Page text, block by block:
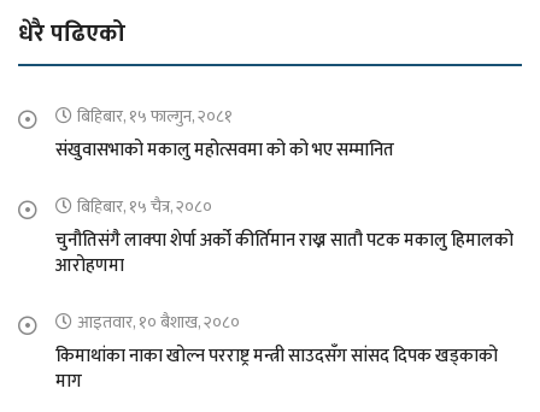
धेरै पढिएको
बिहिबार, १५ फाल्गुन, २०८१
संखुवासभाको मकालु महोत्सवमा को को भए सम्मानित
बिहिबार, १५ चैत्र, २०८०
चुनौतिसंगै लाक्पा शेर्पा अर्को कीर्तिमान राख्न सातौ पटक मकालु हिमालको
आरोहणमा
आइतवार, १० बैशाख, २०८०
किमाथांका नाका खोल्न परराष्ट्र मन्त्री साउदसँग सांसद दिपक खड्काको
माग